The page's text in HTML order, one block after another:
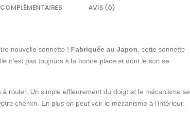
AVIS (0)
nouvelle sonnette ! Fabriquée au Japon, cette sonnette
n’est pas toujours à la bonne place et dont le son se
à rouler. Un simple effleurement du doigt et le mécanisme se
chemin. En plus on peut voir le mécanisme à l’intérieur.